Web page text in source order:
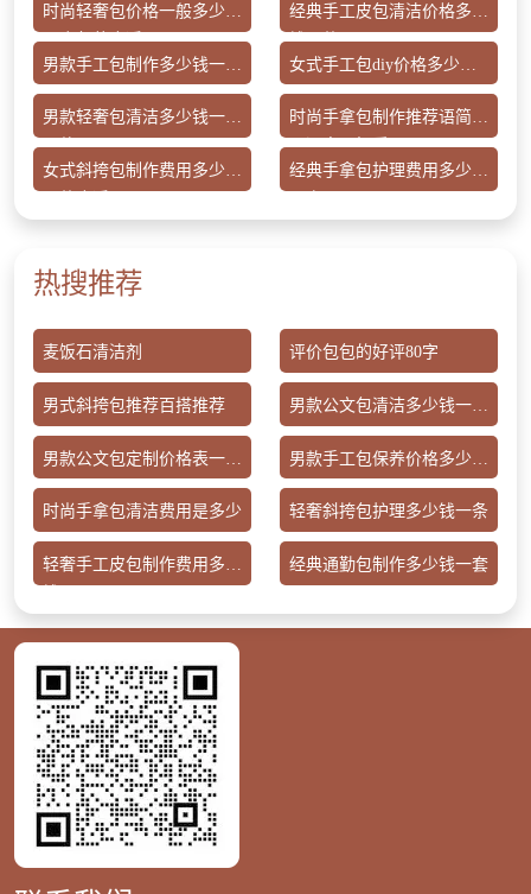
时尚轻奢包价格一般多少钱
一个包装合适
经典手工皮包清洁价格多少
钱一件
男款手工包制作多少钱一包
包手工合适
女式手工包diy价格多少钱
一件合适的
男款轻奢包清洁多少钱一套
男款
时尚手拿包制作推荐语简单
又漂亮又好看
女式斜挎包制作费用多少钱
经典手拿包护理费用多少元
热搜推荐
麦饭石清洁剂 评价包包的好评80字
男式斜挎包推荐百搭推荐
男款公文包清洁多少钱一个
月
男款公文包定制价格表一览
表
男款手工包保养价格多少钱
一个
时尚手拿包清洁费用是多少
轻奢斜挎包护理多少钱一条
轻奢手工皮包制作费用多少
经典通勤包制作多少钱一套